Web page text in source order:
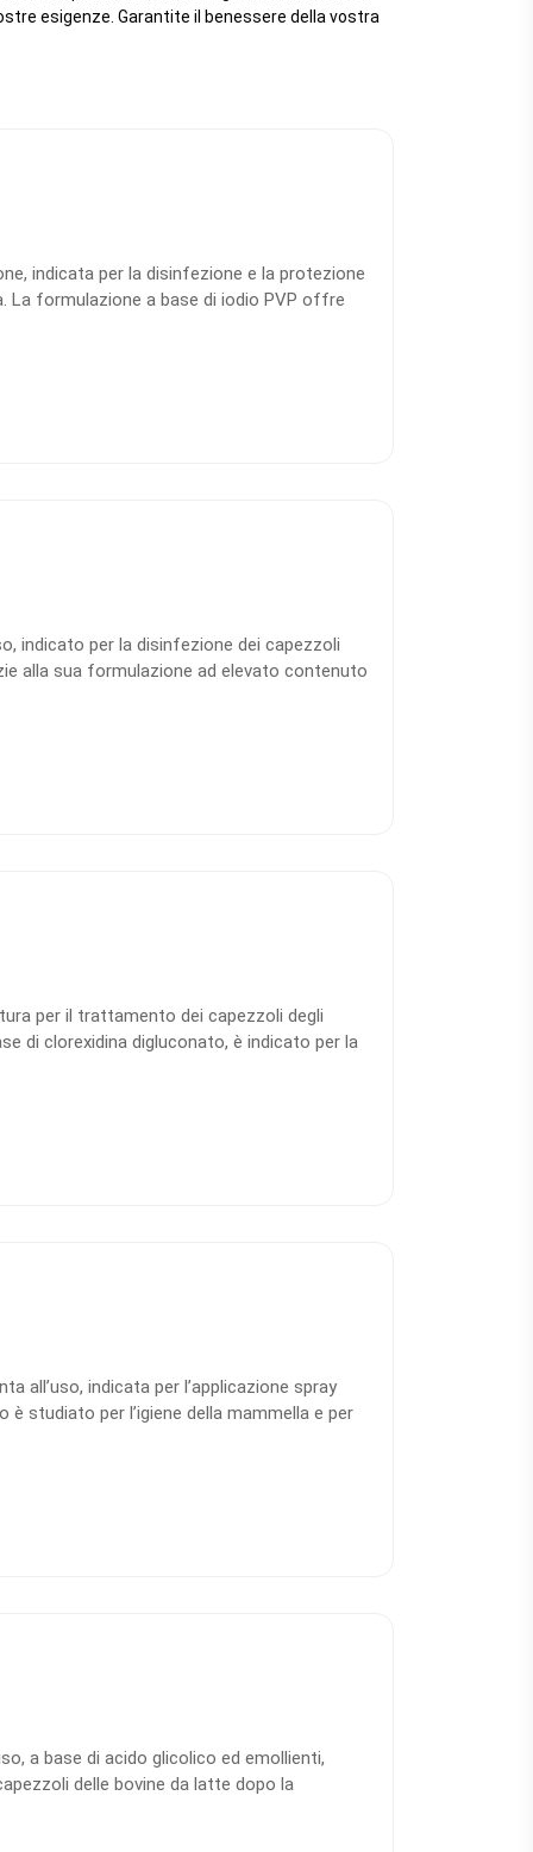
esigenze. Garantite il benessere della vostra
indicata per la disinfezione e la protezione
La formulazione a base di iodio PVP offre
alla tecnologia “shield”, crea una protezione
cute tra una mungitura e l’altra.
indicato per la disinfezione dei capezzoli
alla sua formulazione ad elevato contenuto
azione disinfettante sia in pre-
nella routine quotidiana di mungitura.
per il trattamento dei capezzoli degli
di clorexidina digluconato, è indicato per la
sia dopo la mungitura. Il prodotto
all’uso, indicata per l’applicazione spray
studiato per l’igiene della mammella e per
animali che producono latte, come vacche,
la pelle del capezzolo liscia e morbida.
a base di acido glicolico ed emollienti,
delle bovine da latte dopo la
per la protezione e la ristrutturazione